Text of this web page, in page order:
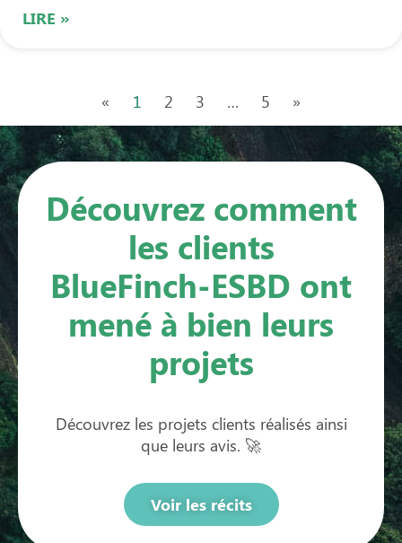
LIRE »
« 1 2 3 … 5 »
Découvrez comment
les clients
BlueFinch-ESBD ont
mené à bien leurs
projets
Découvrez les projets clients réalisés ainsi
que leurs avis. 🚀
Voir les récits